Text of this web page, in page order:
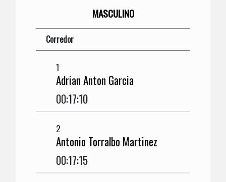
MASCULINO
Corredor
1
Adrian Anton Garcia
00:17:10
2
Antonio Torralbo Martinez
00:17:15